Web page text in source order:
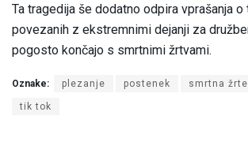
Ta tragedija še dodatno odpira vprašanja o
povezanih z ekstremnimi dejanji za
pogosto končajo s smrtnimi žrtvami.
Oznake: plezanje postenek smrtna
tik tok